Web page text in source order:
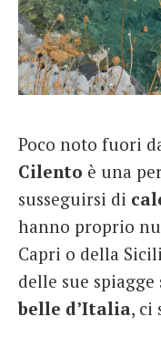
Italiano
German
English
French
Poco noto fuori
Cilento è una
susseguirsi di
hanno proprio
Capri o della
delle sue
belle d’Italia, ci